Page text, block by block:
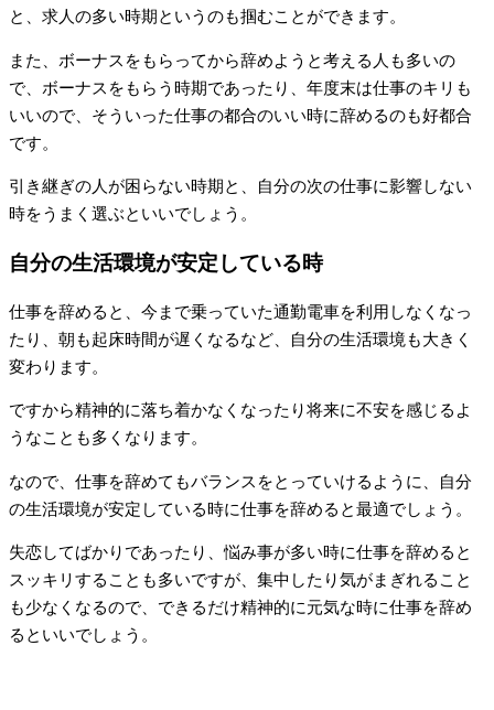
と、求人の多い時期というのも掴むことができます。
また、ボーナスをもらってから辞めようと考える人も多いの
で、ボーナスをもらう時期であったり、年度末は仕事のキリも
いいので、そういった仕事の都合のいい時に辞めるのも好都合
です。
引き継ぎの人が困らない時期と、自分の次の仕事に影響しない
時をうまく選ぶといいでしょう。
自分の生活環境が安定している時
仕事を辞めると、今まで乗っていた通勤電車を利用しなくなっ
たり、朝も起床時間が遅くなるなど、自分の生活環境も大きく
変わります。
ですから精神的に落ち着かなくなったり将来に不安を感じるよ
うなことも多くなります。
なので、仕事を辞めてもバランスをとっていけるように、自分
の生活環境が安定している時に仕事を辞めると最適でしょう。
失恋してばかりであったり、悩み事が多い時に仕事を辞めると
スッキリすることも多いですが、集中したり気がまぎれること
も少なくなるので、できるだけ精神的に元気な時に仕事を辞め
るといいでしょう。